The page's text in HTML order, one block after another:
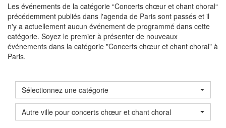
Les événements de la catégorie “Concerts chœur et chant choral“
précédemment publiés dans l'agenda de Paris sont passés et il
n'y a actuellement aucun événement de programmé dans cette
catégorie. Soyez le premier à présenter de nouveaux
événements dans la catégorie "Concerts chœur et chant choral" à
Paris.
Sélectionnez une catégorie
Autre ville pour concerts chœur et chant choral